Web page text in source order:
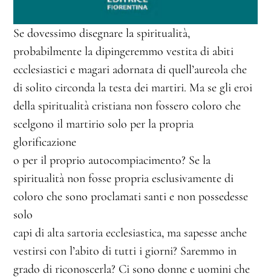
Se dovessimo disegnare la spiritualità,
probabilmente la dipingeremmo vestita di abiti
ecclesiastici e magari adornata di quell’aureola che
di solito circonda la testa dei martiri. Ma se gli eroi
della spiritualità cristiana non fossero coloro che
scelgono il martirio solo per la propria
glorificazione
o per il proprio autocompiacimento? Se la
spiritualità non fosse propria esclusivamente di
coloro che sono proclamati santi e non possedesse
solo
capi di alta sartoria ecclesiastica, ma sapesse anche
vestirsi con l’abito di tutti i giorni? Saremmo in
grado di riconoscerla? Ci sono donne e uomini che